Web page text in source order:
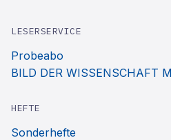
LESERSERVICE
Probeabo
BILD DER WISSENSCHAFT
HEFTE
Sonderhefte